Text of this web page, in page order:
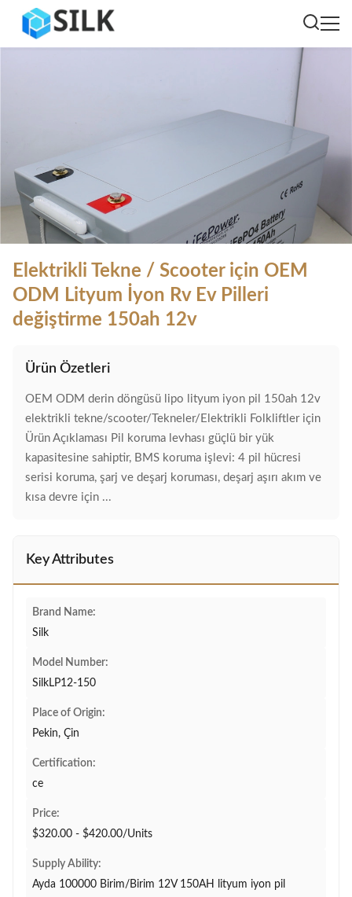
Elektrikli Tekne / Scooter için OEM
ODM Lityum İyon Rv Ev Pilleri
değiştirme 150ah 12v
Ürün Özetleri
OEM ODM derin döngüsü lipo lityum iyon pil 150ah 12v
elektrikli tekne/scooter/Tekneler/Elektrikli Folkliftler için
Ürün Açıklaması Pil koruma levhası güçlü bir yük
kapasitesine sahiptir, BMS koruma işlevi: 4 pil hücresi
serisi koruma, şarj ve deşarj koruması, deşarj aşırı akım ve
kısa devre için ...
Key Attributes
Brand Name:
Silk
Model Number:
SilkLP12-150
Place of Origin:
Pekin, Çin
Certification:
ce
Price:
$320.00 - $420.00/Units
Supply Ability:
Ayda 100000 Birim/Birim 12V 150AH lityum iyon pil